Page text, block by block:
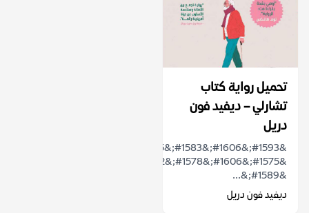
تحميل رواية كتاب
تشارلي – ديفيد فون
دريل
&#1589;&...
ديفيد فون دريل